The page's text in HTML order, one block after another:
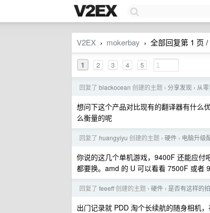
V2EX › mokerbay › 全部回复第 1 页 /
1 2 3 4 5
回复了 blackocean 创建的主题 › 分享发现 › 从
想问下这个产品对比现有的翻译器有什么
么衡量的呢
回复了 huangyiyu 创建的主题 › 硬件 › 电脑升级
你说的这几个单机游戏，9400F 还能应付
都要换。amd 的 U 可以看看 7500F 或者
回复了 feeeff创建的主题 › 硬件 › 是否有这样的
出门记录就 PDD 淘个长续航的随身相机